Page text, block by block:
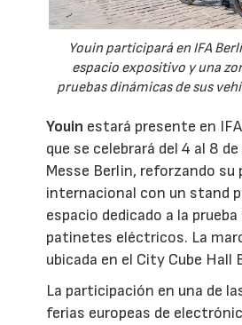
Youin participará en IFA
espacio expositivo y una
pruebas dinámicas de sus
Youin estará presente en
que se celebrará del 4 al 8
Messe Berlin, reforzando su
internacional con un stand
espacio dedicado a la
patinetes eléctricos. La
ubicada en el City Cube Hall
La participación en una de
ferias europeas de